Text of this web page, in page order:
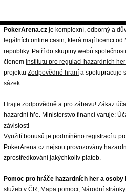
PokerArena.cz je komplexní, odborný a
legálních online casin, která mají licenci od
republiky. Patří do skupiny webů
členem Institutu pro regulaci hazardních
projektu Zodpovědné hraní a spolupracuje s
sázek
Hrajte zodpovědně a pro zábavu! Zákaz
hazardní hře. Ministerstvo financí varuje:
závislost!
Využití bonusů je podmíněno registrací u
PokerArena.cz nejsou provozovány
zprostředkování jakýchkoliv plateb.
Pomoc pro hráče hazardních her a osoby
služeb v ČR Mapa pomoci Národní